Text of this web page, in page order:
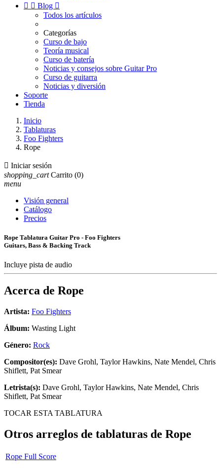
  Blog 
Todos los artículos
Categorías
Curso de bajo
Teoría musical
Curso de batería
Noticias y consejos sobre Guitar Pro
Curso de guitarra
Noticias y diversión
Soporte
Tienda
Inicio
Tablaturas
Foo Fighters
Rope
 Iniciar sesión
shopping_cart Carrito (0)
menu
Visión general
Catálogo
Precios
Rope Tablatura Guitar Pro - Foo Fighters
Guitars, Bass & Backing Track
Incluye pista de audio
Acerca de Rope
Artista: Foo Fighters
Álbum: Wasting Light
Género: Rock
Compositor(es): Dave Grohl, Taylor Hawkins, Nate Mendel, Chris
Shiflett, Pat Smear
Letrista(s): Dave Grohl, Taylor Hawkins, Nate Mendel, Chris
Shiflett, Pat Smear
TOCAR ESTA TABLATURA
Otros arreglos de tablaturas de Rope
Rope Full Score